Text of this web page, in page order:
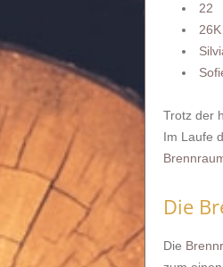
22
26K
Trotz der
Im Laufe
Die
Die